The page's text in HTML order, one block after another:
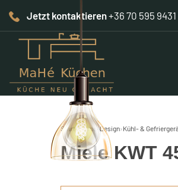
Jetzt kontaktieren+36 70 595 9431
Start›Home-Design› Kühl- &
Miele KWT